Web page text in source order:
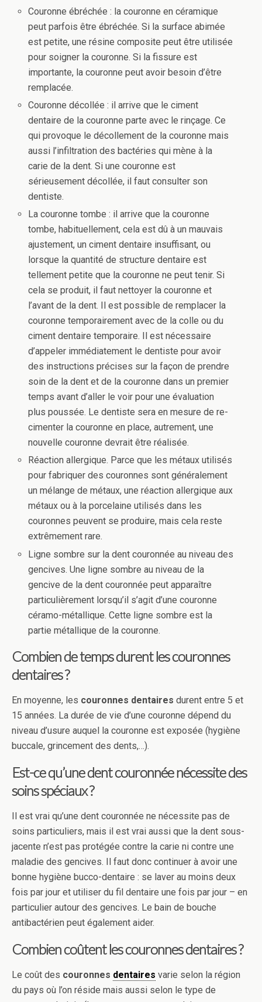
Couronne ébréchée : la couronne en céramique
peut parfois être ébréchée. Si la surface abimée
est petite, une résine composite peut être utilisée
pour soigner la couronne. Si la fissure est
importante, la couronne peut avoir besoin d’être
remplacée.
Couronne décollée : il arrive que le ciment
dentaire de la couronne parte avec le rinçage. Ce
qui provoque le décollement de la couronne mais
aussi l’infiltration des bactéries qui mène à la
carie de la dent. Si une couronne est
sérieusement décollée, il faut consulter son
dentiste.
La couronne tombe : il arrive que la couronne
tombe, habituellement, cela est dû à un mauvais
ajustement, un ciment dentaire insuffisant, ou
lorsque la quantité de structure dentaire est
tellement petite que la couronne ne peut tenir. Si
cela se produit, il faut nettoyer la couronne et
l’avant de la dent. Il est possible de remplacer la
couronne temporairement avec de la colle ou du
ciment dentaire temporaire. Il est nécessaire
d’appeler immédiatement le dentiste pour avoir
des instructions précises sur la façon de prendre
soin de la dent et de la couronne dans un premier
temps avant d’aller le voir pour une évaluation
plus poussée. Le dentiste sera en mesure de re-
cimenter la couronne en place, autrement, une
nouvelle couronne devrait être réalisée.
Réaction allergique. Parce que les métaux utilisés
pour fabriquer des couronnes sont généralement
un mélange de métaux, une réaction allergique aux
métaux ou à la porcelaine utilisés dans les
couronnes peuvent se produire, mais cela reste
extrêmement rare.
Ligne sombre sur la dent couronnée au niveau des
gencives. Une ligne sombre au niveau de la
gencive de la dent couronnée peut apparaître
particulièrement lorsqu’il s’agit d’une couronne
céramo-métallique. Cette ligne sombre est la
partie métallique de la couronne.
Combien de temps durent les couronnes
dentaires ?
En moyenne, les couronnes dentaires durent entre 5 et
15 années. La durée de vie d’une couronne dépend du
niveau d’usure auquel la couronne est exposée (hygiène
buccale, grincement des dents,…).
Est-ce qu’une dent couronnée nécessite des
soins spéciaux ?
Il est vrai qu’une dent couronnée ne nécessite pas de
soins particuliers, mais il est vrai aussi que la dent sous-
jacente n’est pas protégée contre la carie ni contre une
maladie des gencives. Il faut donc continuer à avoir une
bonne hygiène bucco-dentaire : se laver au moins deux
fois par jour et utiliser du fil dentaire une fois par jour – en
particulier autour des gencives. Le bain de bouche
antibactérien peut également aider.
Combien coûtent les couronnes dentaires ?
Le coût des couronnes dentaires varie selon la région
du pays où l’on réside mais aussi selon le type de